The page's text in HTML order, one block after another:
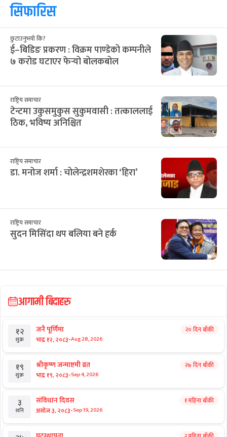
सिफारिस
छुटाउनुभयो कि?
ई–बिडिङ प्रकरण : विक्रम पाण्डेको कम्पनीले
७ करोड घटाएर फेर्‍यो बोलकबोल
राष्ट्रिय समाचार
टेन्टमा उकुसमुकुस सुकुमवासी : तत्काललाई
ठिक, भविष्य अनिश्चित
राष्ट्रिय समाचार
डा. मनोज शर्मा : चोलेन्द्रशमशेरका ‘हिरा’
राष्ट्रिय समाचार
सुदन मिसिंदा थप बलिया बने हर्क
आगामी बिदाहरु
१२
शुक्र
जनै पूर्णिमा
भाद्र १२, २०८३-Aug 28, 2026
२० दिन बाँकी
१९
शुक्र
श्रीकृष्ण जन्माष्टमी व्रत
भाद्र १९, २०८३-Sep 4, 2026
२७ दिन बाँकी
३
शनि
संविधान दिवस
असोज ३, २०८३-Sep 19, 2026
१ महिना बाँकी